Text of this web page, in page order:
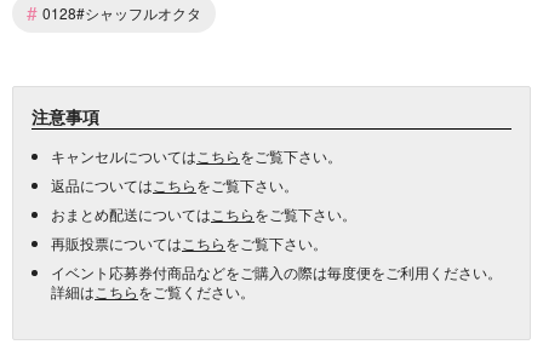
# 0128#シャッフルオクタ
注意事項
キャンセルについては こちらをご覧下さい。
返品については こちらをご覧下さい。
おまとめ配送については こちらをご覧下さい。
再販投票については こちらをご覧下さい。
イベント応募券付商品などをご購入の際は毎度便をご利用ください。
詳細は こちらをご覧ください。